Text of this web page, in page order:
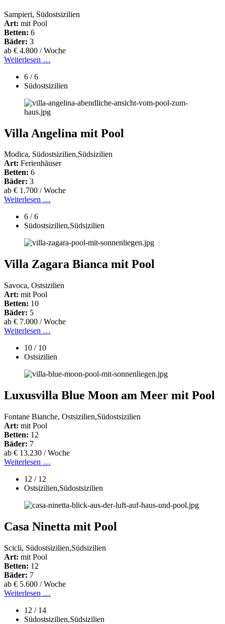
Sampieri, Südostsizilien
Art: mit Pool
Betten: 6
Bäder: 3
ab € 4.800 / Woche
Weiterlesen …
6 / 6
Südostsizilien
Villa Angelina mit Pool
Modica, Südostsizilien,Südsizilien
Art: Ferienhäuser
Betten: 6
Bäder: 3
ab € 1.700 / Woche
Weiterlesen …
6 / 6
Südostsizilien,Südsizilien
Villa Zagara Bianca mit Pool
Savoca, Ostsizilien
Art: mit Pool
Betten: 10
Bäder: 5
ab € 7.000 / Woche
Weiterlesen …
10 / 10
Ostsizilien
Luxusvilla Blue Moon am Meer mit Pool
Fontane Bianche, Ostsizilien,Südostsizilien
Art: mit Pool
Betten: 12
Bäder: 7
ab € 13.230 / Woche
Weiterlesen …
12 / 12
Ostsizilien,Südostsizilien
Casa Ninetta mit Pool
Scicli, Südostsizilien,Südsizilien
Art: mit Pool
Betten: 12
Bäder: 7
ab € 5.600 / Woche
Weiterlesen …
12 / 14
Südostsizilien,Südsizilien